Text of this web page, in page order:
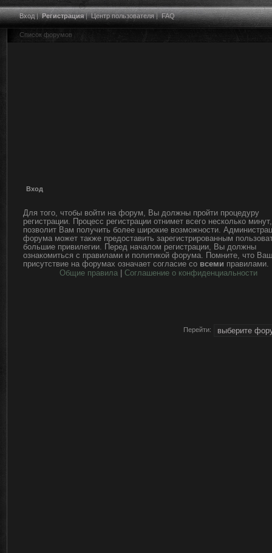
Вход|Регистрация|Центр пользователя|FAQ
Список форумов
Вход
Для того, чтобы войти на форум, Вы должны пройти процедуру
регистрации. Процесс регистрации отнимет всего несколько
позволит Вам получить более широкие возможности.
форума может также предоставить зарегистрированным
большие привилегии. Перед началом регистрации, Вы должны
ознакомиться с правилами и политикой форума. Помните, что
присутствие на форумах означает согласие со всеми правилами.
Общие правила
Соглашение о конфиденциальности
Перейти: